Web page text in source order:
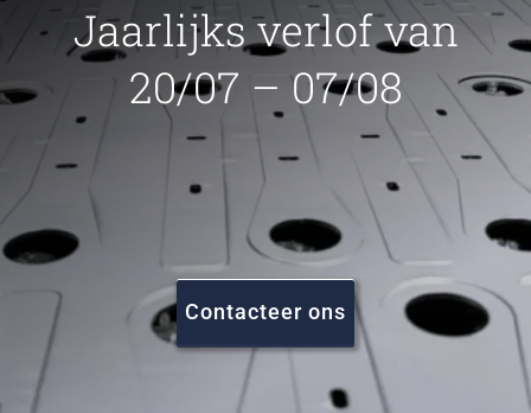
Lasconstructie
Poederlakken
Projecten
FAQ
Vacatures
Jaarlijks verlof van
20/07 – 07/08
Contacteer ons